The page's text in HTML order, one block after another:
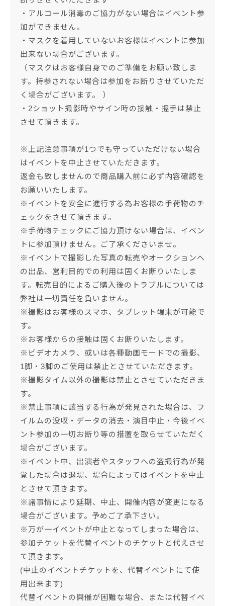
・アルコール消毒のご協力がない場合はイベント参
加ができません。
・マスクを着用していないお客様はイベントに参加
出来ない場合がございます。
（マスクはお客様自身でのご準備をお願い致しま
す。持参されない場合は参加をお断りさせていただ
く場合がございます。 ）
・2ショット撮影時やサイン時の接触・握手は禁止
させて頂きます。
※上記注意事項が1つでも守っていただけない場合
はイベントを中止させていただきます。
返金も致しませんので商品購入前に必ず内容確認を
お願いいたします。
※イベントを安全に進行する為お客様の手荷物のチ
ェックをさせて頂きます。
※手荷物チェックにご協力頂けない場合は、イベン
トに参加頂けません。ご了承くださいませ。
※イベントで撮影した写真の転売やオークションへ
の出品、営利目的での利用は固くお断りいたしま
す。転売目的によるご購入後のトラブルについては
弊社は一切責任を負いません。
※撮影はお客様のスマホ、タブレット端末が可能で
す。
※お客様からの接触は固くお断りいたします。
※ビデオカメラ、或いは各種動画モードでの撮影、
1脚・3脚のご使用は禁止とさせていただきます。
※撮影タイム以外の撮影は禁止とさせていただきま
す。
※禁止事項に該当する行為が発見された場合は、フ
イルムの没収・データの消去・演目中止・今後イベ
ント参加の一切お断り等の措置を取らせていただく
場合がございます。
※イベント中、出演者やスタッフへの盗撮行為が発
覚した場合は退場、場合によってはイベントを中止
とさせて頂きます。
※諸事情により延期、中止、開催内容が変更になる
場合がございます。予めご了承下さい。
※万が一イベントが中止となってしまった場合は、
参加チケットを代替イベントのチケットと代えさせ
て頂きます。
(中止のイベントチケットを、代替イベントにて使
用出来ます)
代替イベントの開催が困難な場合、または代替イベ